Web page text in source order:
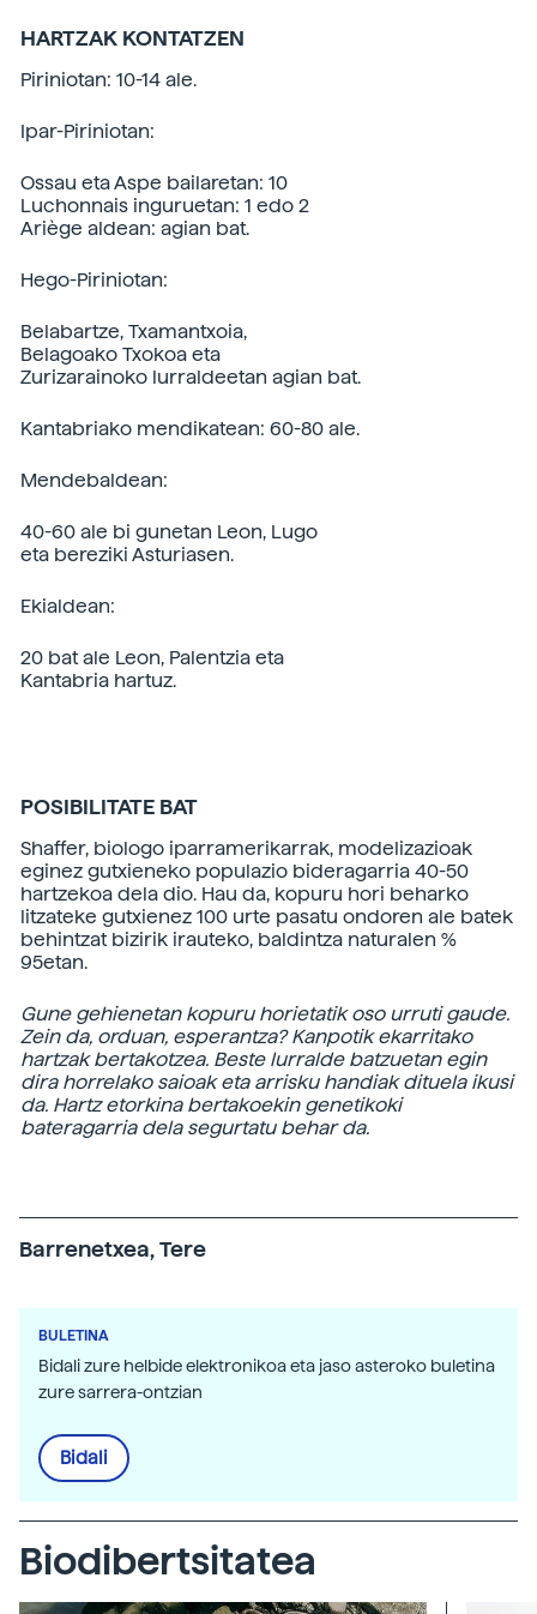
HARTZAK KONTATZEN
Piriniotan: 10-14 ale.
Ipar-Piriniotan:
Ossau eta Aspe bailaretan: 10
Luchonnais inguruetan: 1 edo 2
Ariège aldean: agian bat.
Hego-Piriniotan:
Belabartze, Txamantxoia,
Belagoako Txokoa eta
Zurizarainoko lurraldeetan agian bat.
Kantabriako mendikatean: 60-80 ale.
Mendebaldean:
40-60 ale bi gunetan Leon, Lugo
eta bereziki Asturiasen.
Ekialdean:
20 bat ale Leon, Palentzia eta
Kantabria hartuz.
POSIBILITATE BAT
Shaffer, biologo iparramerikarrak, modelizazioak
eginez gutxieneko populazio bideragarria 40-50
hartzekoa dela dio. Hau da, kopuru hori beharko
litzateke gutxienez 100 urte pasatu ondoren ale batek
behintzat bizirik irauteko, baldintza naturalen %
95etan.
Gune gehienetan kopuru horietatik oso urruti gaude.
Zein da, orduan, esperantza? Kanpotik ekarritako
hartzak bertakotzea. Beste lurralde batzuetan egin
dira horrelako saioak eta arrisku handiak dituela ikusi
da. Hartz etorkina bertakoekin genetikoki
bateragarria dela segurtatu behar da.
Barrenetxea, Tere
BULETINA
Bidali zure helbide elektronikoa eta jaso asteroko buletina
zure sarrera-ontzian
Bidali
Biodibertsitatea